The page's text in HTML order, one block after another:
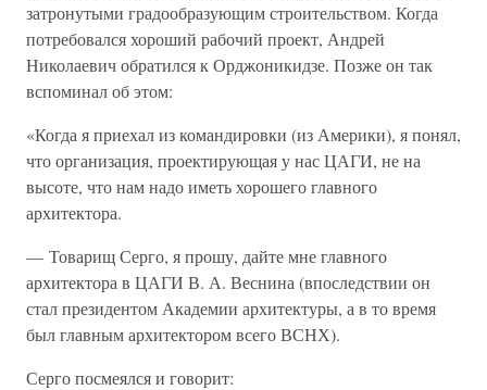
затронутыми градообразующим строительством. Когда
потребовался хороший рабочий проект, Андрей
Николаевич обратился к Орджоникидзе. Позже он так
вспоминал об этом:
«Когда я приехал из командировки (из Америки), я понял,
что организация, проектирующая у нас ЦАГИ, не на
высоте, что нам надо иметь хорошего главного
архитектора.
— Товарищ Серго, я прошу, дайте мне главного
архитектора в ЦАГИ В. А. Веснина (впоследствии он
стал президентом Академии архитектуры, а в то время
был главным архитектором всего ВСНХ).
Серго посмеялся и говорит: